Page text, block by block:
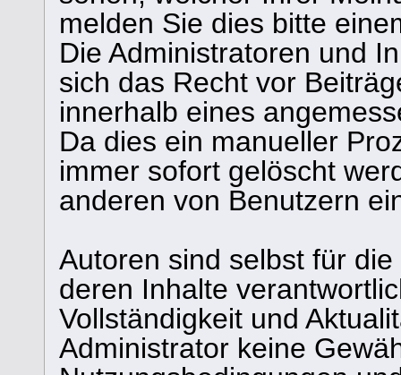
melden Sie dies bitte
Die Administratoren und
sich das Recht vor
innerhalb eines
Da dies ein manueller
immer sofort gelöscht
anderen von Benutzern
Autoren sind selbst für
deren Inhalte
Vollständigkeit und
Administrator keine